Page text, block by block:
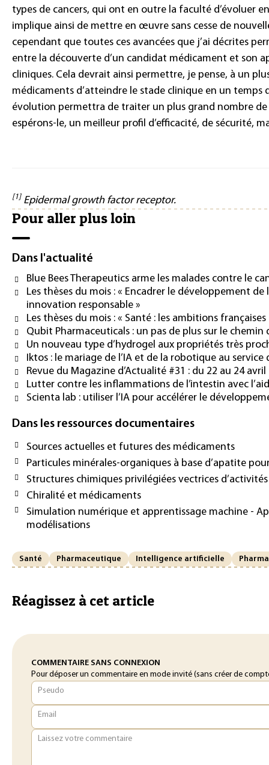
types de cancers, qui ont en outre la faculté d’évoluer
implique ainsi de mettre en œuvre sans cesse de
cependant que toutes ces avancées que j’ai décrites
entre la découverte d’un candidat médicament et son
cliniques. Cela devrait ainsi permettre, je pense, à un
médicaments d’atteindre le stade clinique en un temps
évolution permettra de traiter un plus grand nombre
espérons-le, un meilleur profil d’efficacité, de sécurité,
[1] Epidermal growth factor receptor.
Pour aller plus loin
Dans l'actualité
Blue Bees Therapeutics arme les malades contre le
Les thèses du mois : « Encadrer le développement
innovation responsable »
Les thèses du mois : « Santé : les ambitions
Qubit Pharmaceuticals : un pas de plus sur le
Un nouveau type d’hydrogel aux propriétés très
Iktos : le mariage de l’IA et de la robotique au
Revue du Magazine d’Actualité #31 : du 22 au 24 avril
Lutter contre les inflammations de l’intestin avec
Scienta lab : utiliser l’IA pour accélérer le
Dans les ressources documentaires
Sources actuelles et futures des médicaments
Particules minérales-organiques à base d’apatite
Structures chimiques privilégiées vectrices
Chiralité et médicaments
Simulation numérique et apprentissage machine -
modélisations
Santé Pharmaceutique Intelligence artificielle
Réagissez à cet article
COMMENTAIRE SANS CONNEXION
Pour déposer un commentaire en mode invité (sans créer de
Pseudo
Email
Laissez votre commentaire